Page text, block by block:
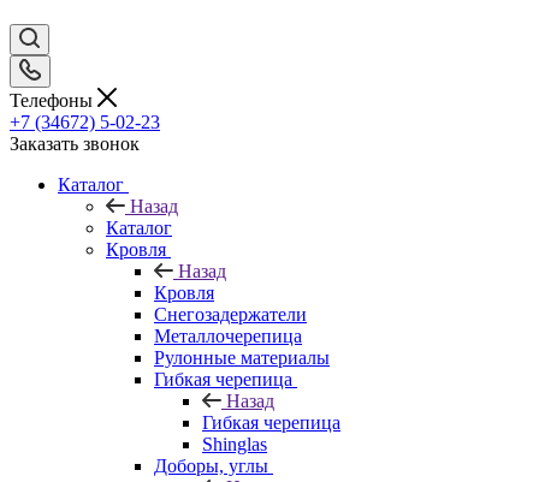
Телефоны
+7 (34672) 5-02-23
Заказать звонок
Каталог
Назад
Каталог
Кровля
Назад
Кровля
Снегозадержатели
Металлочерепица
Рулонные материалы
Гибкая черепица
Назад
Гибкая черепица
Shinglas
Доборы, углы